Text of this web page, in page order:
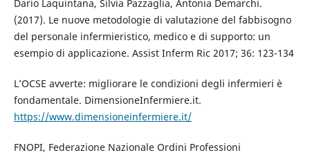
Dario Laquintana, Silvia Pazzaglia, Antonia Demarchi.
(2017). Le nuove metodologie di valutazione del fabbisogno
del personale infermieristico, medico e di supporto: un
esempio di applicazione. Assist Inferm Ric 2017; 36: 123-134
L’OCSE avverte: migliorare le condizioni degli infermieri è
fondamentale. DimensioneInfermiere.it.
https://www.dimensioneinfermiere.it/
FNOPI, Federazione Nazionale Ordini Professioni